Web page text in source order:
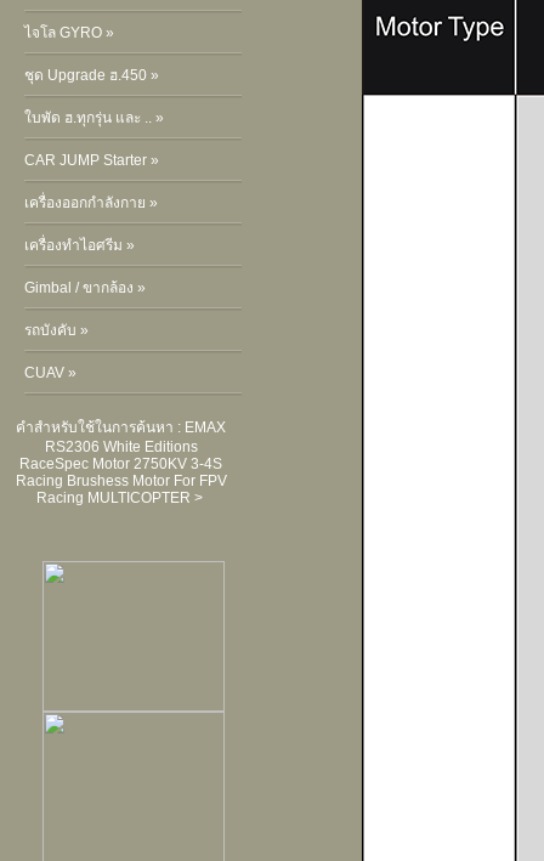
ไจโล GYRO »
ชุด Upgrade ฮ.450 »
ใบพัด ฮ.ทุกรุ่น และ .. »
CAR JUMP Starter »
เครื่องออกกำลังกาย »
เครื่องทำไอศรีม »
Gimbal / ขากล้อง »
รถบังคับ »
CUAV »
คำสำหรับใช้ในการค้นหา : EMAX
RS2306 White Editions
RaceSpec Motor 2750KV 3-4S
Racing Brushess Motor For FPV
Racing MULTICOPTER >